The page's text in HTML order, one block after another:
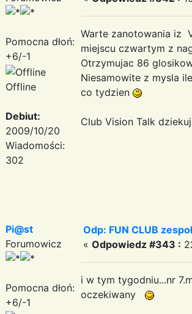
Pomocna dłoń:
+6/-1
Offline
Debiut:
2009/10/20
Wiadomości:
302
Warte zanotowania iz
miejscu czwartym z
Otrzymujac 86
Niesamowite z mysla
co tydzien
Club Vision Talk
Pi@st
Forumowicz
Pomocna dłoń:
+6/-1
Odp: FUN CLUB
« Odpowiedz #343 :
i w tym tygodniu...nr
oczekiwany